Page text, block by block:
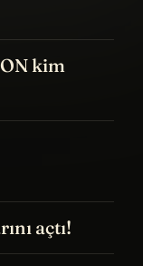
kim
açtı!